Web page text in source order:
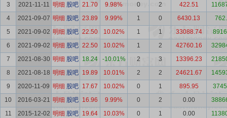
3
2021-11-11 明细 股吧 21.70 9.98% 0 2 422.51
4
2021-09-07 明细 股吧 23.89 9.99% 1 0 6430.13
5
2021-09-02 明细 股吧 22.50 10.02% 1 1 33088.74
6
2021-09-02 明细 股吧 22.50 10.02% 1 2 42760.16
7
2021-08-30 明细 股吧 18.24 -10.01% 2 3 13396.23
8
2021-08-18 明细 股吧 19.89 10.01% 2 2 24621.67
9
2020-11-09 明细 股吧 17.67 10.02% 0 1 895.95
10
2016-03-21 明细 股吧 16.96 9.99% 0 2 0.00
11
2015-12-02 明细 股吧 19.64 10.03% 0 1 0.00